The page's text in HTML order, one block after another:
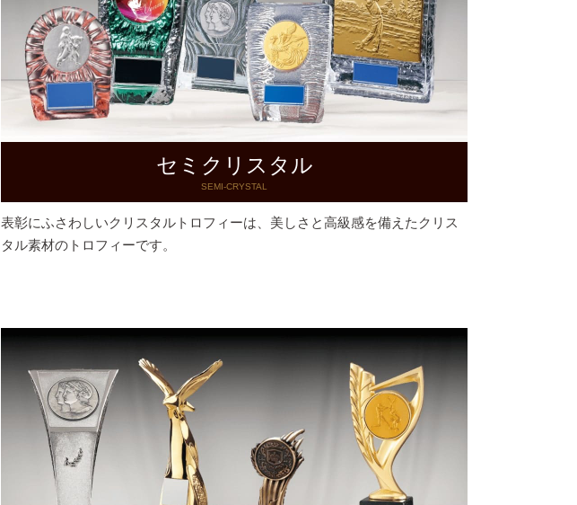
セミクリスタル
SEMI-CRYSTAL
表彰にふさわしいクリスタルトロフィーは、美しさと高級感を備えたクリス
タル素材のトロフィーです。